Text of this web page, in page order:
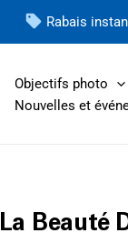
Rabais
Objectifs photo
Nouvelles et
La Beauté